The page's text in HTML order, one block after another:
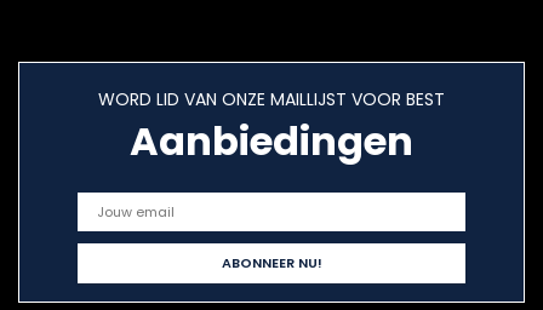
WORD LID VAN ONZE MAILLIJST VOOR BEST
Aanbiedingen